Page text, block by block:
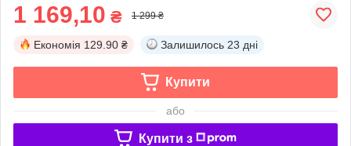
1 169,10 ₴ 1 299 ₴
Економія 129.90 ₴ Залишилось 23 дні
Купити
або
Купити з